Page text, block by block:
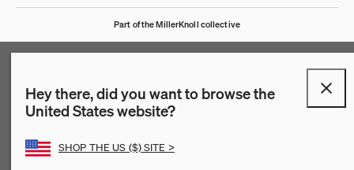
New Arrivals：最近追加された製品
New Arrivals：最近追加された製品
ゲーミングモニターアーム
ストーリー
Part of the MillerKnoll collective
Hey there, did you want to browse the
United States website?
SHOP THE US ($) SITE >